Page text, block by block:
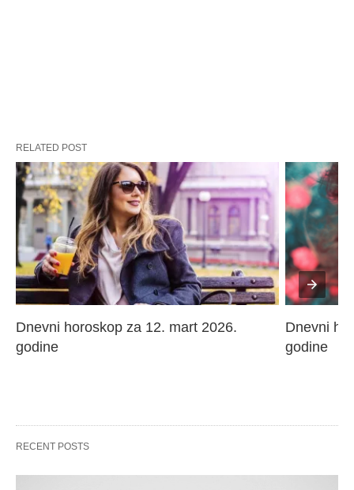
RELATED POST
Dnevni horoskop za 12. mart 2026.
godine
Dnevni
godine
RECENT POSTS